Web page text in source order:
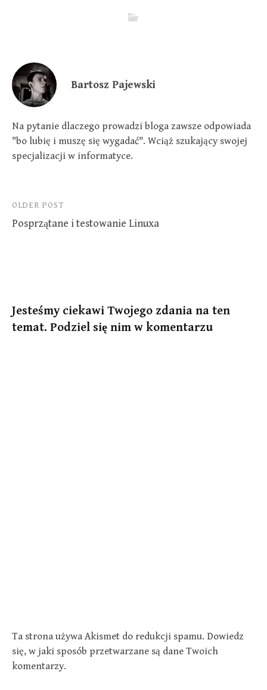
Bartosz Pajewski
Na pytanie dlaczego prowadzi bloga zawsze odpowiada
"bo lubię i muszę się wygadać". Wciąż szukający swojej
specjalizacji w informatyce.
Post
navigation
OLDER POST
Posprzątane i testowanie Linuxa
Jesteśmy ciekawi Twojego zdania na ten
temat. Podziel się nim w komentarzu
Ta strona używa Akismet do redukcji spamu. Dowiedz
się, w jaki sposób przetwarzane są dane Twoich
komentarzy.